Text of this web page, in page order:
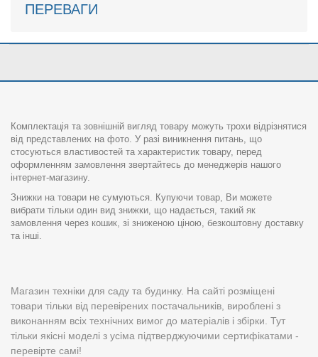
ПЕРЕВАГИ
Комплектація та зовнішній вигляд товару можуть трохи відрізнятися
від представлених на фото. У разі виникнення питань, що
стосуються властивостей та характеристик товару, перед
оформленням замовлення звертайтесь до менеджерів нашого
інтернет-магазину.
Знижки на товари не сумуються. Купуючи товар, Ви можете
вибрати тільки один вид знижки, що надається, такий як
замовлення через кошик, зі зниженою ціною, безкоштовну доставку
та інші.
Магазин техніки для саду та будинку. На сайті розміщені
товари тільки від перевірених постачальників, вироблені з
виконанням всіх технічних вимог до матеріалів і збірки. Тут
тільки якісні моделі з усіма підтверджуючими сертифікатами -
перевірте самі!